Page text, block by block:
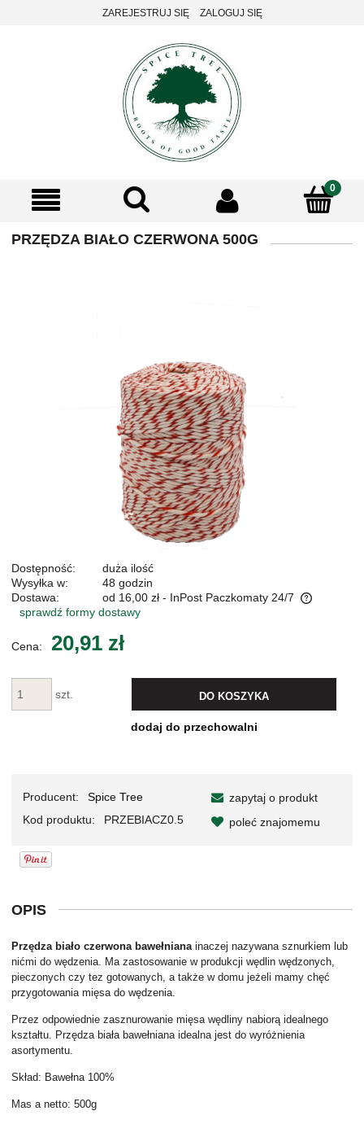
ZAREJESTRUJ SIĘ ZALOGUJ SIĘ
PRZĘDZA BIAŁO CZERWONA 500G
Dostępność:
duża ilość
Wysyłka w:
48 godzin
Dostawa:
od 16,00 zł - InPost Paczkomaty 24/7
Cena nie zawiera ewentualnych kosztów płatności
sprawdź formy dostawy
Cena: 20,91 zł
szt. DO KOSZYKA
dodaj do przechowalni
Producent:
Spice Tree
Kod produktu:
PRZEBIACZ0.5
zapytaj o produkt
poleć znajomemu
OPIS
Przędza biało czerwona bawełniana inaczej nazywana sznurkiem lub
nićmi do wędzenia. Ma zastosowanie w produkcji wędlin wędzonych,
pieczonych czy tez gotowanych, a także w domu jeżeli mamy chęć
przygotowania mięsa do wędzenia.
Przez odpowiednie zasznurowanie mięsa wędliny nabiorą idealnego
kształtu. Przędza biała bawełniana idealna jest do wyróżnienia
asortymentu.
Skład: Bawełna 100%
Mas a netto: 500g